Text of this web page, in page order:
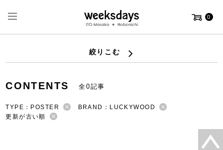
0
絞りこむ
CONTENTS 全0記事
TYPE：POSTER
BRAND：LUCKYWOOD
更新が古い順